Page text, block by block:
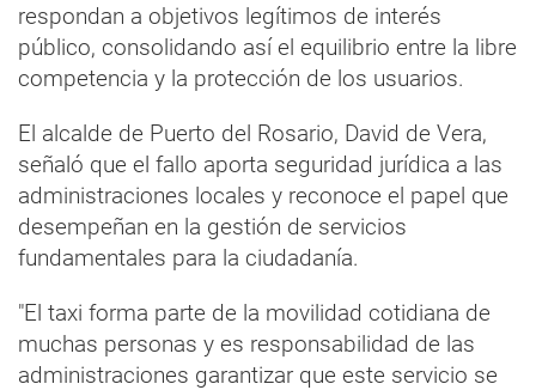
respondan a objetivos legítimos de interés
público, consolidando así el equilibrio entre la libre
competencia y la protección de los usuarios.
El alcalde de Puerto del Rosario, David de Vera,
señaló que el fallo aporta seguridad jurídica a las
administraciones locales y reconoce el papel que
desempeñan en la gestión de servicios
fundamentales para la ciudadanía.
"El taxi forma parte de la movilidad cotidiana de
muchas personas y es responsabilidad de las
administraciones garantizar que este servicio se